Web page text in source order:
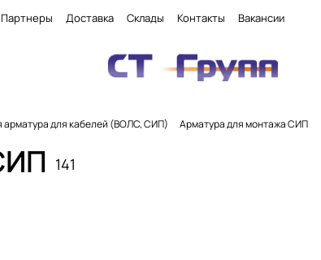
Партнеры Доставка Склады Контакты Вакансии
арматура для кабелей (ВОЛС, СИП) Арматура для монтажа СИП
141